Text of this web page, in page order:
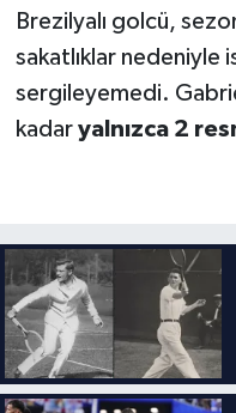
Brezilyalı golcü,
sakatlıklar nedeniyle
sergileyemedi.
kadar yalnızca 2